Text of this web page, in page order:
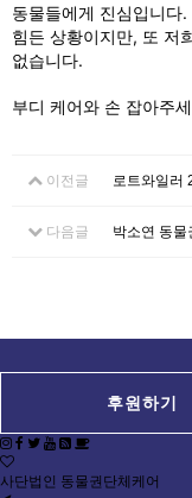
동물들에게 진심입니다.
힘든 상황이지만, 또 저
없습니다.
부디 케어와 손 잡아주
이전글 로트와일러
다음글 박소연 동
후원하기
사단법인 동물권단체케어